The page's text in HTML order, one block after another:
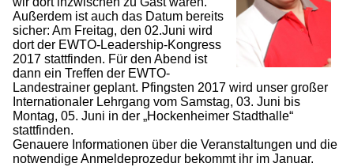
Außerdem ist auch das Datum bereits
sicher: Am Freitag, den 02.Juni wird
dort der EWTO-Leadership-Kongress
2017 stattfinden. Für den Abend ist
dann ein Treffen der EWTO-
Landestrainer geplant. Pfingsten 2017 wird unser großer
Internationaler Lehrgang vom Samstag, 03. Juni bis
Montag, 05. Juni in der „Hockenheimer Stadthalle“
stattfinden.
Genauere Informationen über die Veranstaltungen und die
notwendige Anmeldeprozedur bekommt ihr im Januar.